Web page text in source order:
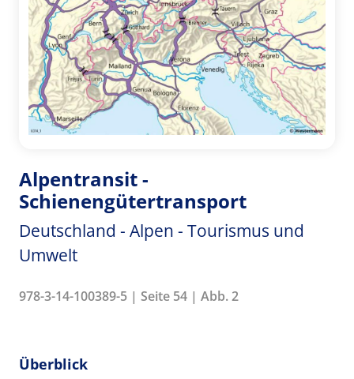
Alpentransit -
Schienengütertransport
Deutschland - Alpen - Tourismus und
Umwelt
978-3-14-100389-5 | Seite 54 | Abb. 2
Überblick